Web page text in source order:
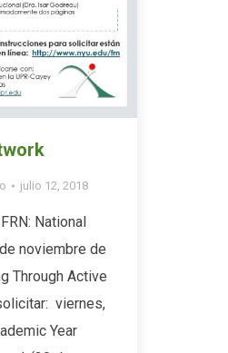
julio 12, 2018
National
noviembre de
Through Active
viernes,
Year